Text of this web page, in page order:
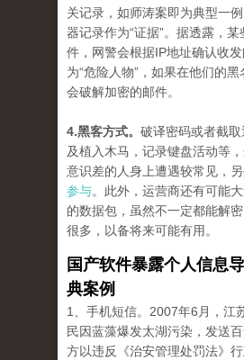
关记录，如师涛案即为典型一
器记录作为“证据”。据透露，
件，网警会根据IP地址确认收
为“危险人物”，如果在他们的黑
会破解加密的邮件。
4.黑客方式。 破译密码或者截
及植入木马，记录键盘活动等
意识差的人身上遭遇较常见，
参与。此外，运营商还有可能
的数据包，虽然不一定都能解
很多，以备将来可能有用。
国产软件暴露个人信息
典案例
1、手机短信。2007年6月，江
民因蓝藻爆发太湖污染，发送
方以违反《治安管理处罚法》